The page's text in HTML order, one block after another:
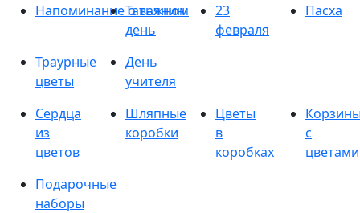
Напоминание о важном
Татьянин
день
23
февраля
Пасха
Траурные
цветы
День
учителя
Сердца
из
цветов
Шляпные
коробки
Цветы
в
коробках
с
цветами
Подарочные
наборы